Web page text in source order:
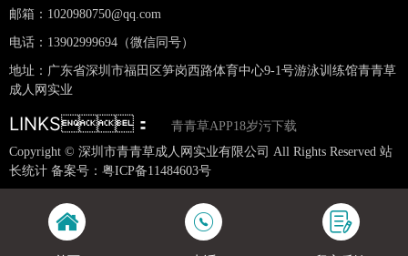
邮箱： 1020980750@qq.com
电话：13902999694（微信同号）
地址：广东省深圳市福田区笋岗西路体育中心9-1号游泳训练馆青青草
成人网实业
LINKS：
青青草APP18岁污下载
Copyright © 深圳市青青草成人网实业有限公司 All Rights Reserved 站
长统计 备案号： 粤ICP备11484603号
网站地图